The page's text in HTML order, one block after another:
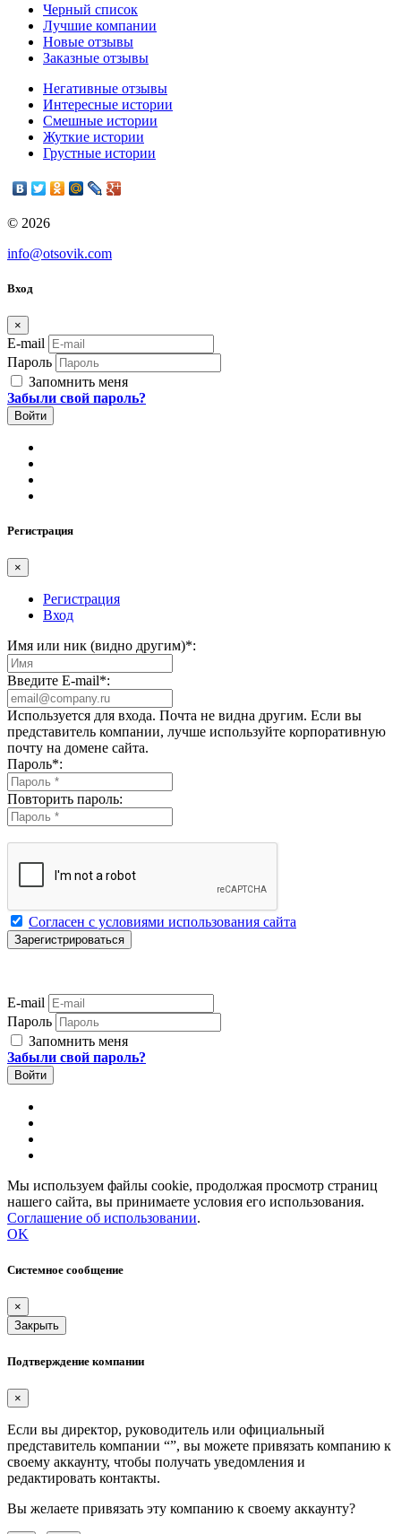
Черный список
Лучшие компании
Новые отзывы
Заказные отзывы
Негативные отзывы
Интересные истории
Смешные истории
Жуткие истории
Грустные истории
© 2026
info@otsovik.com
Вход
×
E-mail
Пароль
Запомнить меня
Забыли свой пароль?
Регистрация
×
Регистрация
Вход
Имя или ник (видно другим)*:
Введите E-mail*:
Используется для входа. Почта не видна другим. Если вы
представитель компании, лучше используйте корпоративную
почту на домене сайта.
Пароль*:
Повторить пароль:
Согласен с условиями использования сайта
E-mail
Пароль
Запомнить меня
Забыли свой пароль?
Мы используем файлы cookie, продолжая просмотр страниц
нашего сайта, вы принимаете условия его использования.
Соглашение об использовании.
OK
Системное сообщение
×
Закрыть
Подтверждение компании
×
Если вы директор, руководитель или официальный
представитель компании “”, вы можете привязать компанию к
своему аккаунту, чтобы получать уведомления и
редактировать контакты.
Вы желаете привязать эту компанию к своему аккаунту?